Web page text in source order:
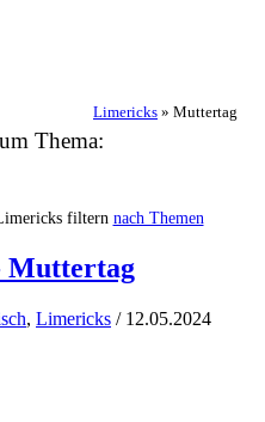
Limericks » Muttertag
Thema:
filtern nach Themen
Muttertag
, Limericks / 12.05.2024